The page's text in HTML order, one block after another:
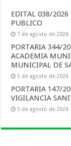
EDITAL 038/2026
PUBLICO
7 de agosto de 2026
PORTARIA 344/
ACADEMIA
MUNICIPAL DE
5 de agosto de 2026
PORTARIA 147/
VIGILANCIA
5 de agosto de 2026